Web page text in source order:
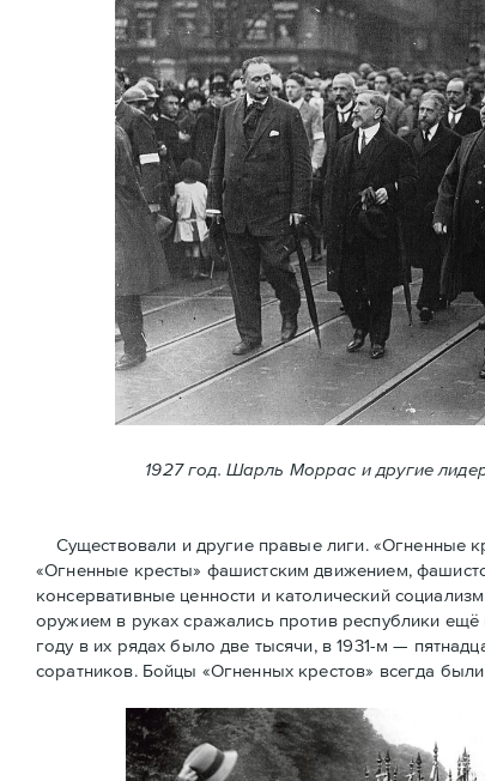
1927 год. Шарль Моррас и другие
Существовали и другие правые лиги. «Огненные
«Огненные крeсты» фашистским движением,
консервативные ценности и католический
оружием в руках сражались против республики
году в их рядах было две тысячи, в 1931-м —
соратников. Бойцы «Огненных крестов» всегда